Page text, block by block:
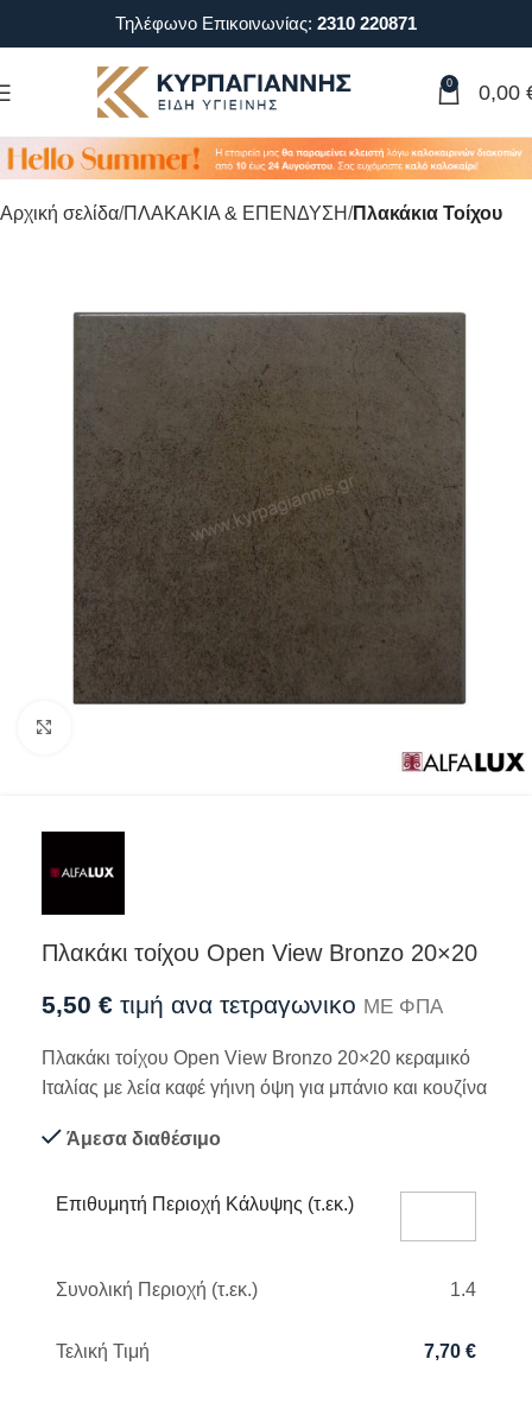
Τηλέφωνο Επικοινωνίας: 2310 220871
0 0,00
Αρχική σελίδα ΠΛΑΚΑΚΙΑ & ΕΠΕΝΔΥΣΗ Πλακάκια Τοίχου
Πλακάκι τοίχου Open View Bronzo 20×20
5,50 € τιμή ανα τετραγωνικο ΜΕ ΦΠΑ
Πλακάκι τοίχου Open View Bronzo 20×20 κεραμικό
Ιταλίας με λεία καφέ γήινη όψη για μπάνιο και κουζίνα
Άμεσα διαθέσιμο
Επιθυμητή Περιοχή Κάλυψης (τ.εκ.)
Συνολική Περιοχή (τ.εκ.) 1.4
Τελική Τιμή 7,70 €